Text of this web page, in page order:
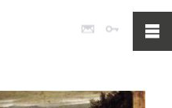
Poczta